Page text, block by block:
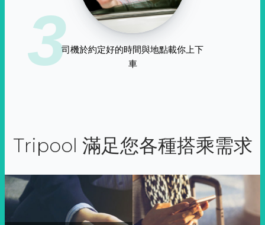
3司機於約定好的時間與地點載你上下
車
Tripool 滿足您各種搭乘需求